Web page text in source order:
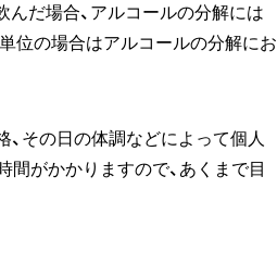
だ場合、アルコールの分解には
位の場合はアルコールの分解にお
、その日の体調などによって個人
間がかかりますので、あくまで目